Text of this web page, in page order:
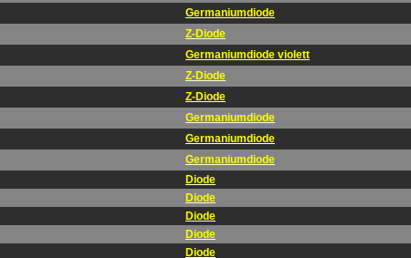
Germaniumdiode
Z-Diode
Germaniumdiode violett
Z-Diode
Z-Diode
Germaniumdiode
Germaniumdiode
Germaniumdiode
Diode
Diode
Diode
Diode
Diode